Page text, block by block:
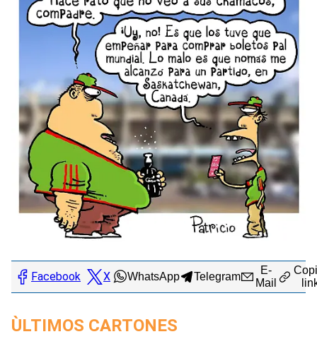
Facebook X WhatsApp Telegram
E-
Mail
ÙLTIMOS CARTONES